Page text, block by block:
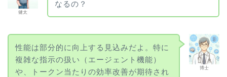
健太
なるの？
博士
性能は部分的に向上する見込みだよ。特に
複雑な指示の扱い（エージェント機能）
や、トークン当たりの効率改善が期待され